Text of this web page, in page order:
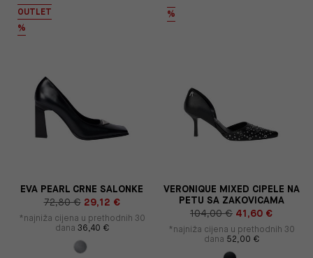
OUTLET
%
EVA PEARL CRNE SALONKE
72,80 € 29,12 €
*najniža cijena u prethodnih 30
dana 36,40 €
%
VERONIQUE MIXED CIPELE NA
PETU SA ZAKOVICAMA
104,00 € 41,60 €
*najniža cijena u prethodnih 30
dana 52,00 €